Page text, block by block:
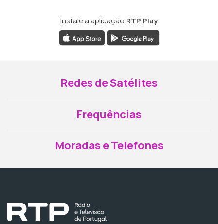
Instale a aplicação RTP Play
Redes de Satélites
Frequências
Moradas e Telefones